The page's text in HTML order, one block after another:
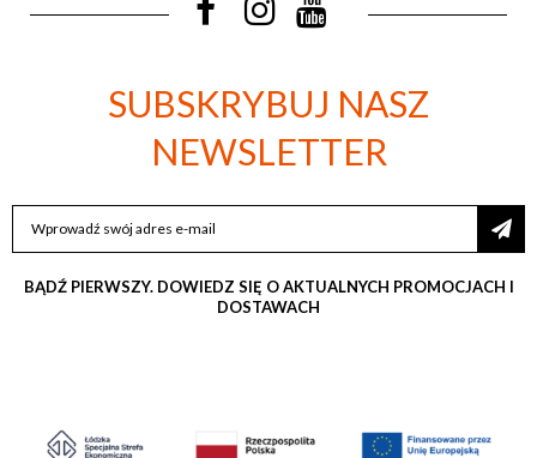
SUBSKRYBUJ NASZ
NEWSLETTER
SUBSKRYBUJ
BĄDŹ PIERWSZY. DOWIEDZ SIĘ O AKTUALNYCH PROMOCJACH I
DOSTAWACH